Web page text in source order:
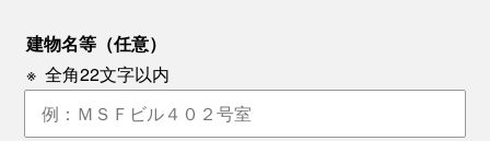
建物名等（任意）
※ 全角22文字以内